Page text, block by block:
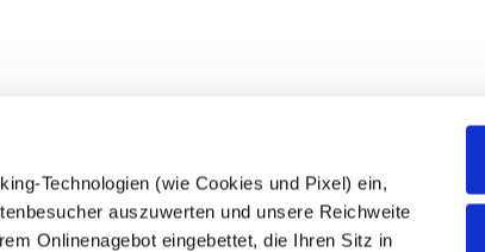
Technologien (wie Cookies und Pixel) ein,
auszuwerten und unsere Reichweite
Onlinenagebot eingebettet, die Ihren Sitz in
Händler
FAQ
D-88045